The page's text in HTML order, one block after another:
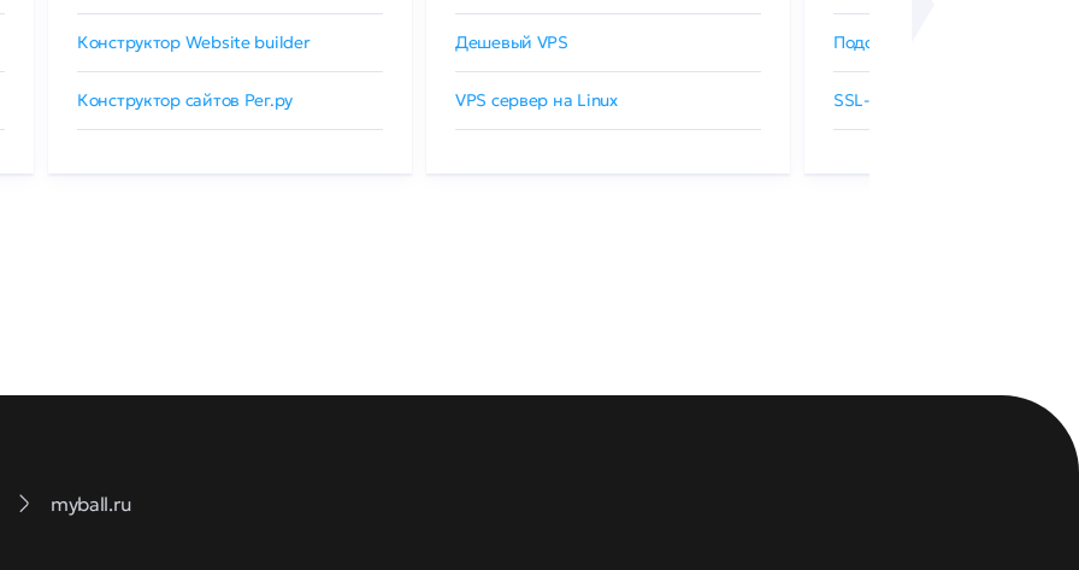
Конструктор Website builder
Конструктор сайтов Рег.ру
Дешевый VPS
VPS сервер на Linux
Подобрать SSL-сертификат
SSL-сертификаты GlobalSign
myball.ru